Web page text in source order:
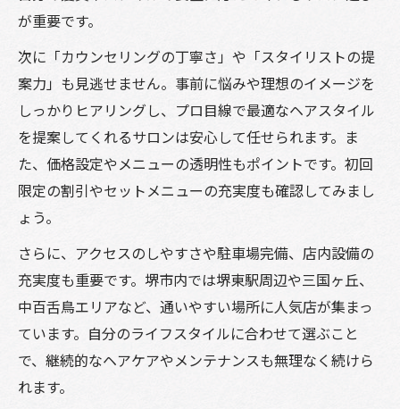
が重要です。
次に「カウンセリングの丁寧さ」や「スタイリストの提
案力」も見逃せません。事前に悩みや理想のイメージを
しっかりヒアリングし、プロ目線で最適なヘアスタイル
を提案してくれるサロンは安心して任せられます。ま
た、価格設定やメニューの透明性もポイントです。初回
限定の割引やセットメニューの充実度も確認してみまし
ょう。
さらに、アクセスのしやすさや駐車場完備、店内設備の
充実度も重要です。堺市内では堺東駅周辺や三国ヶ丘、
中百舌鳥エリアなど、通いやすい場所に人気店が集まっ
ています。自分のライフスタイルに合わせて選ぶこと
で、継続的なヘアケアやメンテナンスも無理なく続けら
れます。